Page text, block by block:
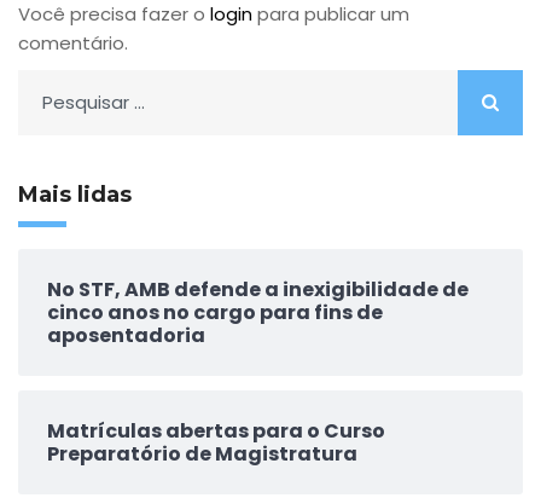
Você precisa fazer o loginpara publicar um
comentário.
por:
Mais lidas
No STF, AMB defende a inexigibilidade de
cinco anos no cargo para fins de
aposentadoria
Matrículas abertas para o Curso
Preparatório de Magistratura